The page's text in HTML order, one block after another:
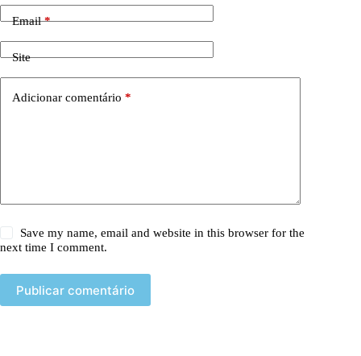
Email*
Site
Adicionar comentário *
Save my name, email and website in this browser for the
next time I comment.
Publicar comentário